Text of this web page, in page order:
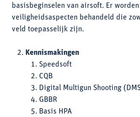
basisbeginselen van airsoft. Er
veiligheidsaspecten behandeld die
veld toepasselijk zijn.
Kennismakingen
Speedsoft
CQB
Digital Multigun Shooting
GBBR
Basis HPA